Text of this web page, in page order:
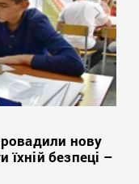
нову
безпеці –